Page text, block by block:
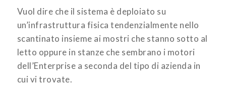
Vuol dire che il sistema è deploiato su
un’infrastruttura fisica tendenzialmente nello
scantinato insieme ai mostri che stanno sotto al
letto oppure in stanze che sembrano i motori
dell’Enterprise a seconda del tipo di azienda in
cui vi trovate.